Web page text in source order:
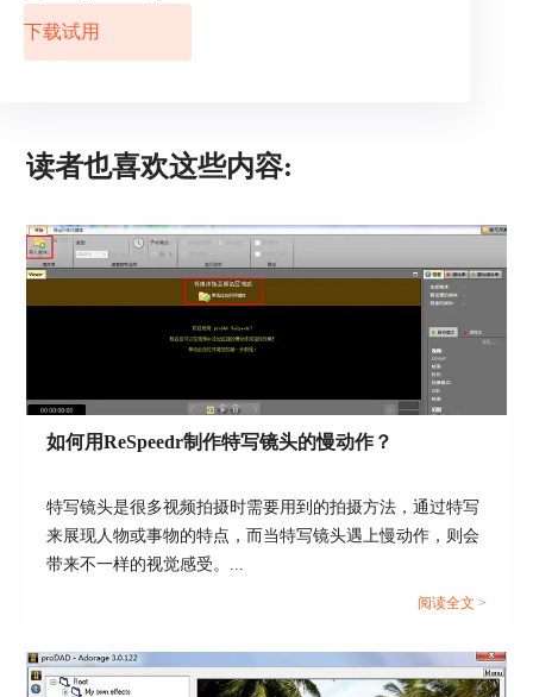
择全屏播放；有多个视频的情况下还可以进行视频
间的切换。
图4：预览窗口
四、时间轴
将鼠标移动至时间轴上时可以查看到当前位置的处
理结果数据，红线与绿线间距为视频抖动剧烈程
度，最下方为视频的详细参数和分析结果等参数。
图5：时间轴
下载试用
读者也喜欢这些内容:
如何用ReSpeedr制作特写镜头的慢动作？
特写镜头是很多视频拍摄时需要用到的拍摄方法，通过特写
来展现人物或事物的特点，而当特写镜头遇上慢动作，则会
带来不一样的视觉感受。...
阅读全文 >